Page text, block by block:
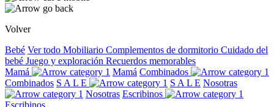
Volver
Bebé Ver todo Mobiliario Complementos de dormitorio Cuidado del
bebé Juego y exploración Recuerdos memorables
Mamá
Mamá Combinados
Combinados S A L E S A L E Nosotras
Nosotras Escribinos
Escribinos